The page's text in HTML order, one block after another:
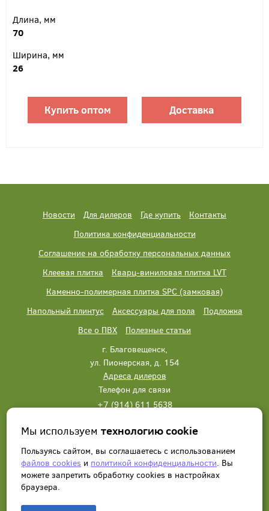
Длина, мм
70
Ширина, мм
26
Купить оптом Доставка
Новости Для дилеров Где купить
Контакты
Политика конфиденциальности
Соглашение на обработку персональных данных
Клеевая плитка
Кварц-виниловая плитка LVT
Каменно-полимерная плитка SPC (замковая)
Напольный плинтус
Аксессуары для пола
Подложка
Все о ПВХ
Полезные статьи
г. Благовещенск,
ул. Пионерская, д. 154
Адреса дилеров
Телефон для связи
+7 (914) 611 5638
Написать нам Заказать звонок
Мы используемтехнологию cookie
Пользуясь сайтом, вы соглашаетесь с использованием
файлов cookies и политикой конфиденциальности. Вы
можете запретить обработку сookies в настройках
браузера.